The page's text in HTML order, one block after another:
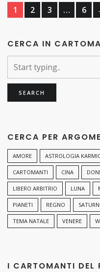
1 2 3 … 6
CERCA IN
CERCA PER
AMORE ASTROLOGIA
CARTOMANTI CINA
LIBERO ARBITRIO LUNA
PIANETI REGNO
TEMA NATALE VENERE
I CARTOMANTI DEL